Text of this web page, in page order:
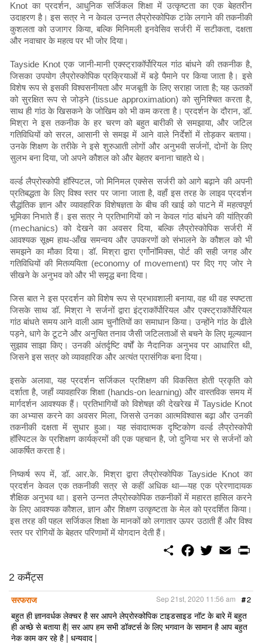
Knot का प्रदर्शन, आधुनिक सर्जिकल शिक्षा में उत्कृष्टता का एक बेहतरीन
उदाहरण है। इस सत्र ने न केवल उन्नत लैप्रोस्कोपिक टांके लगाने की तकनीकी
कुशलता को उजागर किया, बल्कि मिनिमली इनवेसिव सर्जरी में सटीकता, दक्षता
और नवाचार के महत्व पर भी जोर दिया।
Tayside Knot एक जानी-मानी एक्स्ट्राकॉर्पोरियल गांठ बांधने की तकनीक है,
जिसका उपयोग लैप्रोस्कोपिक प्रक्रियाओं में बड़े पैमाने पर किया जाता है। इसे
विशेष रूप से इसकी विश्वसनीयता और मजबूती के लिए सराहा जाता है; यह ऊतकों
को सुरक्षित रूप से जोड़ने (tissue approximation) को सुनिश्चित करता है,
साथ ही गांठ के खिसकने के जोखिम को भी कम करता है। प्रदर्शन के दौरान, डॉ.
मिश्रा ने इस तकनीक के हर चरण को बहुत बारीकी से समझाया, और जटिल
गतिविधियों को सरल, आसानी से समझ में आने वाले निर्देशों में तोड़कर बताया।
उनके शिक्षण के तरीके ने इसे शुरुआती लोगों और अनुभवी सर्जनों, दोनों के लिए
सुलभ बना दिया, जो अपने कौशल को और बेहतर बनाना चाहते थे।
वर्ल्ड लैप्रोस्कोपी हॉस्पिटल, जो मिनिमल एक्सेस सर्जरी को आगे बढ़ाने की अपनी
प्रतिबद्धता के लिए विश्व स्तर पर जाना जाता है, वहाँ इस तरह के लाइव प्रदर्शन
सैद्धांतिक ज्ञान और व्यावहारिक विशेषज्ञता के बीच की खाई को पाटने में महत्वपूर्ण
भूमिका निभाते हैं। इस सत्र ने प्रतिभागियों को न केवल गांठ बांधने की यांत्रिकी
(mechanics) को देखने का अवसर दिया, बल्कि लैप्रोस्कोपिक सर्जरी में
आवश्यक सूक्ष्म हाथ-आँख समन्वय और उपकरणों को संभालने के कौशल को भी
समझने का मौका दिया। डॉ. मिश्रा द्वारा एर्गोनॉमिक्स, पोर्ट की सही जगह और
गतिविधियों की मितव्ययिता (economy of movement) पर दिए गए जोर ने
सीखने के अनुभव को और भी समृद्ध बना दिया।
जिस बात ने इस प्रदर्शन को विशेष रूप से प्रभावशाली बनाया, वह थी वह स्पष्टता
जिसके साथ डॉ. मिश्रा ने सर्जनों द्वारा इंट्राकॉर्पोरियल और एक्स्ट्राकॉर्पोरियल
गांठ बांधते समय आने वाली आम चुनौतियों का समाधान किया। उन्होंने गांठ के ढीले
पड़ने, धागे के टूटने और अनुचित तनाव जैसी जटिलताओं से बचने के लिए मूल्यवान
सुझाव साझा किए। उनकी अंतर्दृष्टि वर्षों के नैदानिक ​​अनुभव पर आधारित थी,
जिसने इस सत्र को व्यावहारिक और अत्यंत प्रासंगिक बना दिया।
इसके अलावा, यह प्रदर्शन सर्जिकल प्रशिक्षण की विकसित होती प्रकृति को
दर्शाता है, जहाँ व्यावहारिक शिक्षा (hands-on learning) और वास्तविक समय में
मार्गदर्शन आवश्यक हैं। प्रतिभागियों को विशेषज्ञ की देखरेख में Tayside Knot
का अभ्यास करने का अवसर मिला, जिससे उनका आत्मविश्वास बढ़ा और उनकी
तकनीकी दक्षता में सुधार हुआ। यह संवादात्मक दृष्टिकोण वर्ल्ड लैप्रोस्कोपी
हॉस्पिटल के प्रशिक्षण कार्यक्रमों की एक पहचान है, जो दुनिया भर से सर्जनों को
आकर्षित करता है।
निष्कर्ष रूप में, डॉ. आर.के. मिश्रा द्वारा लैप्रोस्कोपिक Tayside Knot का
प्रदर्शन केवल एक तकनीकी सत्र से कहीं अधिक था—यह एक प्रेरणादायक
शैक्षिक अनुभव था। इसने उन्नत लैप्रोस्कोपिक तकनीकों में महारत हासिल करने
के लिए आवश्यक कौशल, ज्ञान और शिक्षण उत्कृष्टता के मेल को प्रदर्शित किया।
इस तरह की पहल सर्जिकल शिक्षा के मानकों को लगातार ऊपर उठाती हैं और विश्व
स्तर पर रोगियों के बेहतर परिणामों में योगदान देती हैं।
S
o
o
k
w
e
r
E
m
2 कमैंट्स
सरफराज
#2
Sep 21st, 2020 11:56 am
बहुत ही ज्ञानवर्धक लेक्चर है सर आपने लेप्रोस्कोपिक टाइडसाइड नॉट के बारे में बहुत
ही अच्छे से बताया है| सर आप हम सभी डॉक्टर्स के लिए भगवान के सामान है आप बहुत
नेक काम कर रहे है | धन्यवाद |